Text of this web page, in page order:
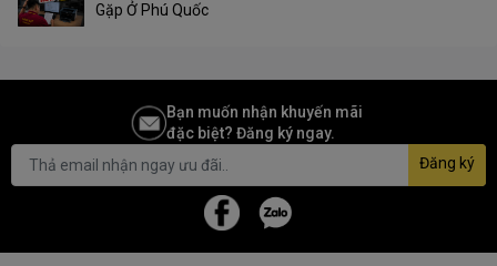
Gặp Ở Phú Quốc
Bạn muốn nhận khuyến mãi
đặc biệt? Đăng ký ngay.
Đăng ký